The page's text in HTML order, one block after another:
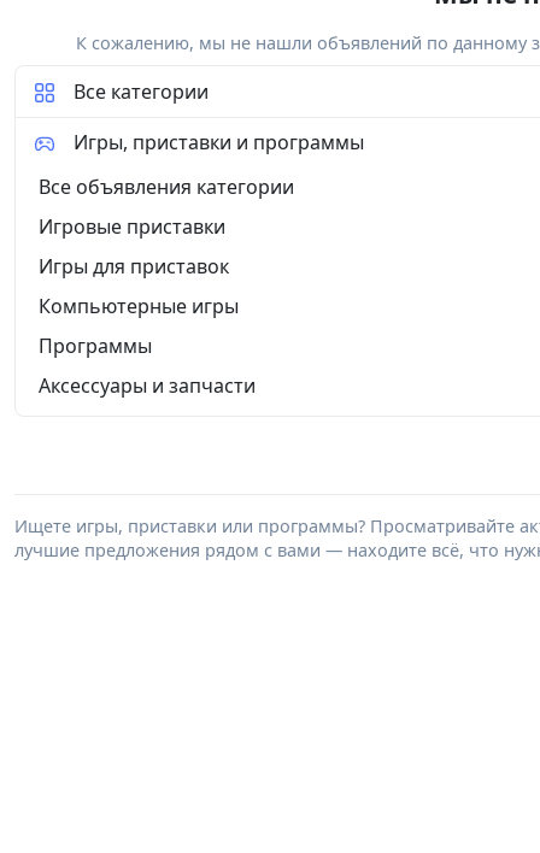
К сожалению, мы не нашли объявлений по данному
Все категории
Игры, приставки и программы
Все объявления категории
Игровые приставки
Игры для приставок
Компьютерные игры
Программы
Аксессуары и запчасти
Ищете игры, приставки или программы? Просматривайте
лучшие предложения рядом с вами — находите всё, что